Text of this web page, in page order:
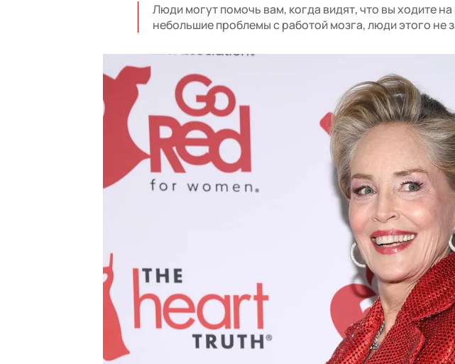
Люди могут помочь вам, когда видят, что вы ходите
небольшие проблемы с работой мозга, люди этого не